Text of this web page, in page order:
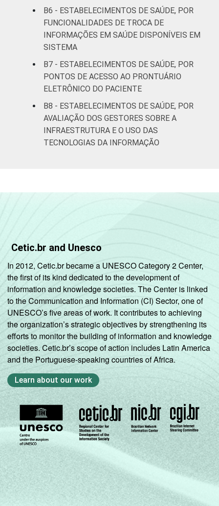
B6 - ESTABELECIMENTOS DE SAÚDE, POR
FUNCIONALIDADES DE TROCA DE
INFORMAÇÕES EM SAÚDE DISPONÍVEIS EM
SISTEMA
B7 - ESTABELECIMENTOS DE SAÚDE, POR
PONTOS DE ACESSO AO PRONTUÁRIO
ELETRÔNICO DO PACIENTE
B8 - ESTABELECIMENTOS DE SAÚDE, POR
AVALIAÇÃO DOS GESTORES SOBRE A
INFRAESTRUTURA E O USO DAS
TECNOLOGIAS DA INFORMAÇÃO
Cetic.br and Unesco
In 2012, Cetic.br became a UNESCO Category 2 Center,
the first of its kind dedicated to the development of
information and knowledge societies. The Center is linked
to the Communication and Information (CI) Sector, one of
UNESCO’s five areas of work. It contributes to achieving
the organization’s strategic objectives by strengthening its
efforts to monitor the building of information and knowledge
societies. Cetic.br’s scope of action includes Latin America
and the Portuguese-speaking countries of Africa.
Learn about our work